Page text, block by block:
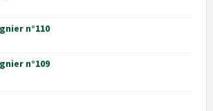
n°110
n°109